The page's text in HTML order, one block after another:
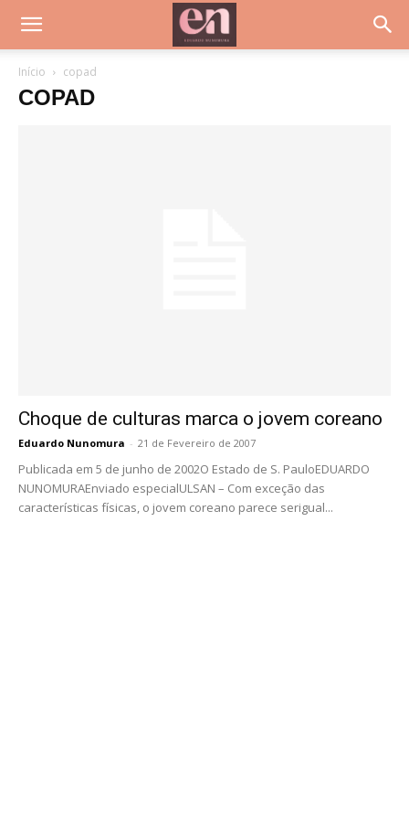
Início copad
COPAD
Choque de culturas marca o jovem coreano
Eduardo Nunomura - 21 de Fevereiro de 2007
Publicada em 5 de junho de 2002O Estado de S. PauloEDUARDO
NUNOMURAEnviado especialULSAN – Com exceção das
características físicas, o jovem coreano parece serigual...